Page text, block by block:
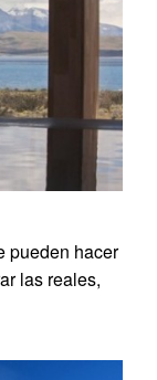
pueden hacer
las reales,